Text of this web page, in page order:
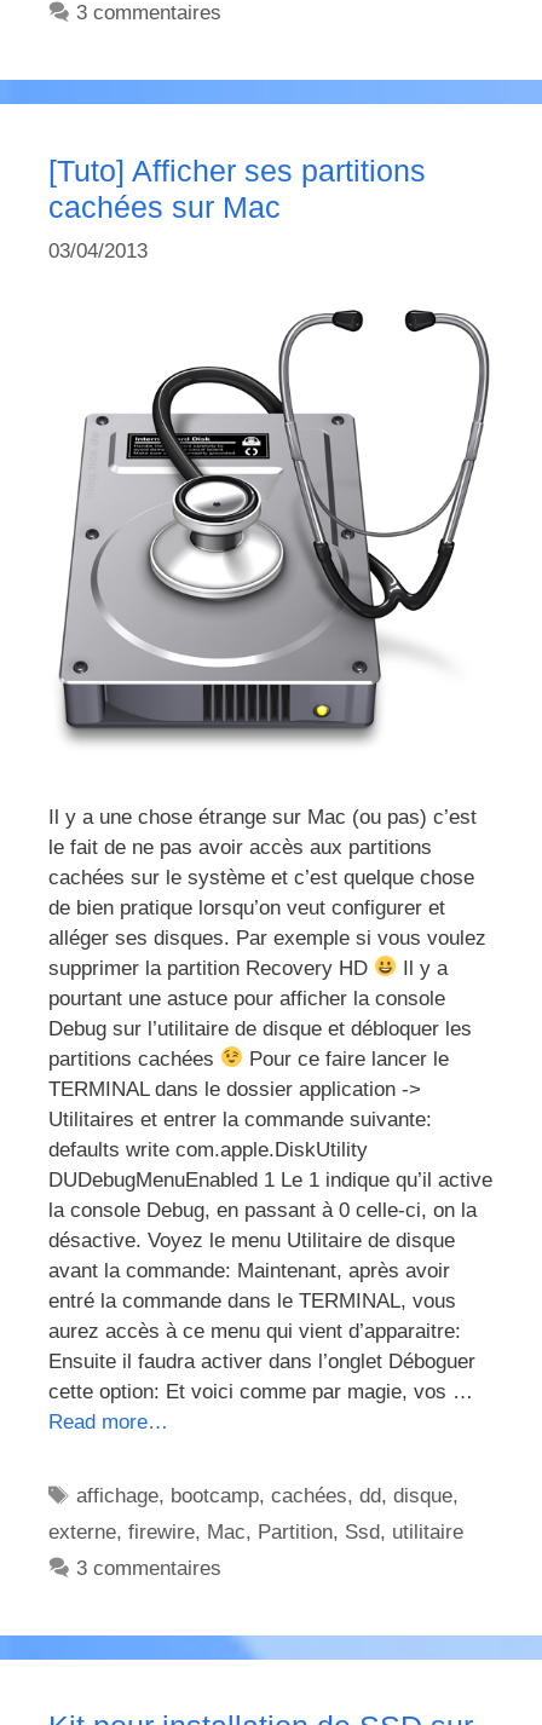
3 commentaires
[Tuto] Afficher ses partitions
cachées sur Mac
03/04/2013
Il y a une chose étrange sur Mac (ou pas) c’est
le fait de ne pas avoir accès aux partitions
cachées sur le système et c’est quelque chose
de bien pratique lorsqu’on veut configurer et
alléger ses disques. Par exemple si vous voulez
supprimer la partition Recovery HD
Il y a
pourtant une astuce pour afficher la console
Debug sur l’utilitaire de disque et débloquer les
partitions cachées
Pour ce faire lancer le
TERMINAL dans le dossier application ->
Utilitaires et entrer la commande suivante:
defaults write com.apple.DiskUtility
DUDebugMenuEnabled 1 Le 1 indique qu’il active
la console Debug, en passant à 0 celle-ci, on la
désactive. Voyez le menu Utilitaire de disque
avant la commande: Maintenant, après avoir
entré la commande dans le TERMINAL, vous
aurez accès à ce menu qui vient d’apparaitre:
Ensuite il faudra activer dans l’onglet Déboguer
cette option: Et voici comme par magie, vos …
Read more…
Étiquettes
affichage, bootcamp,cachées,dd,disque,
externe, firewire, Mac, Partition, Ssd, utilitaire
3 commentaires